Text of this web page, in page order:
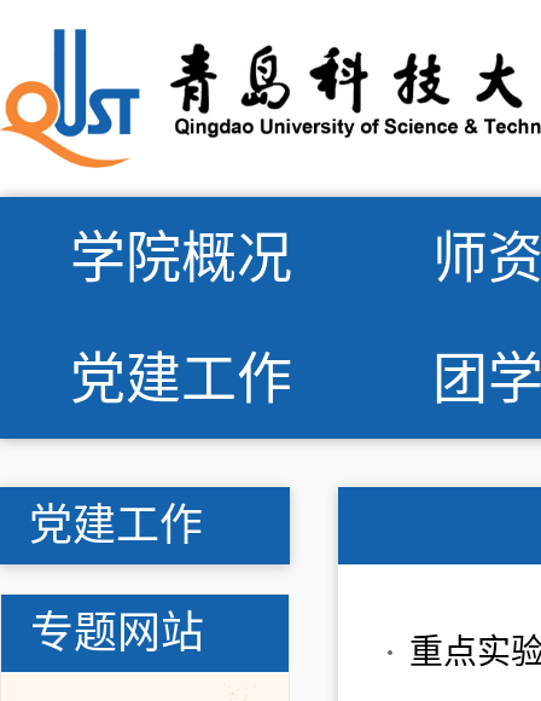
学院概况
师
党建工作
团
党建工作
专题网站 重点实